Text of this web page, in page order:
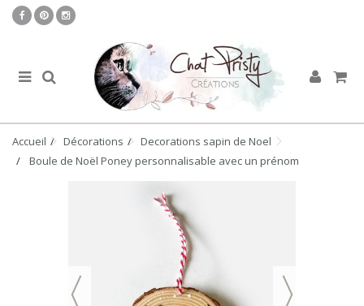
Accueil Décorations
Decorations sapin de Noel
Boule de Noël Poney personnalisable avec un prénom